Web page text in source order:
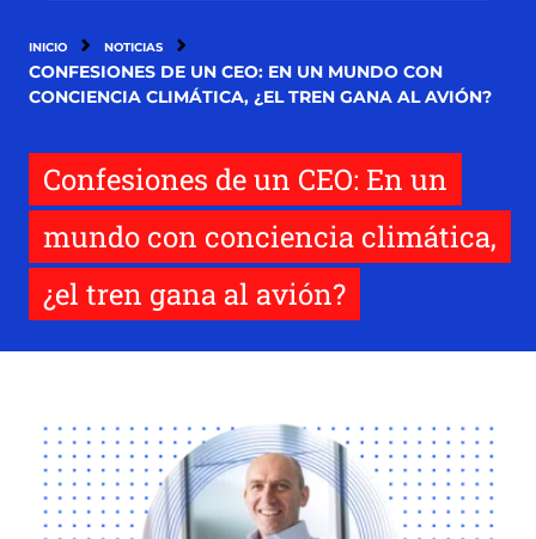
INICIO NOTICIAS
CONFESIONES DE UN CEO: EN UN MUNDO CON
CONCIENCIA CLIMÁTICA, ¿EL TREN GANA AL AVIÓN?
Confesiones de un CEO: En un
mundo con conciencia climática,
¿el tren gana al avión?